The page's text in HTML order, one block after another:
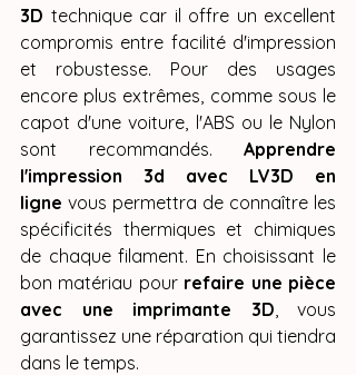
3D technique car il offre un excellent
compromis entre facilité d'impression
et robustesse. Pour des usages
encore plus extrêmes, comme sous le
capot d'une voiture, l'ABS ou le Nylon
sont recommandés. Apprendre
l'impression 3d avec LV3D en
ligne vous permettra de connaître les
spécificités thermiques et chimiques
de chaque filament. En choisissant le
bon matériau pour refaire une pièce
avec une imprimante 3D , vous
garantissez une réparation qui tiendra
dans le temps.